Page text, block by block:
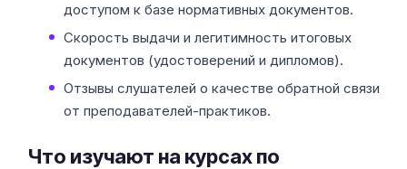
доступом к базе нормативных документов.
Скорость выдачи и легитимность итоговых
документов (удостоверений и дипломов).
Отзывы слушателей о качестве обратной связи
от преподавателей-практиков.
Что изучают на курсах по